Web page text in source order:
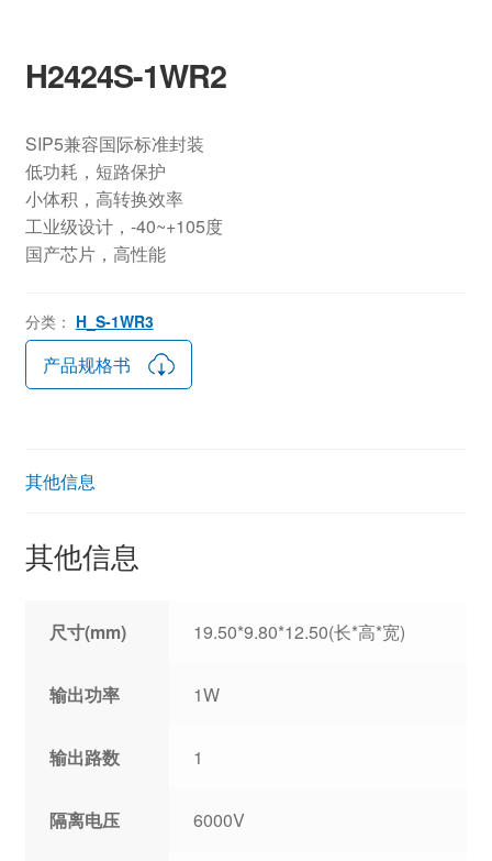
H2424S-1WR2
SIP5兼容国际标准封装
低功耗，短路保护
小体积，高转换效率
工业级设计，-40~+105度
国产芯片，高性能
分类： H_S-1WR3
产品规格书
其他信息
其他信息
尺寸(mm) 19.50*9.80*12.50(长*高*宽)
输出功率 1W
输出路数 1
隔离电压 6000V